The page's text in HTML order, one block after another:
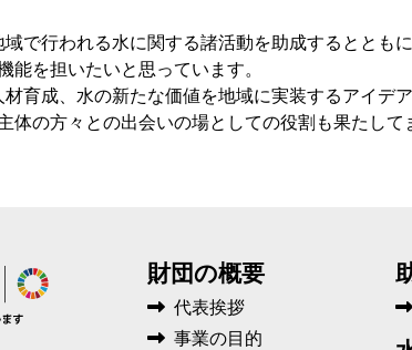
で行われる水に関する諸活動を助成するとと
能を担いたいと思っています。
育成、水の新たな価値を地域に実装するアイ
体の方々との出会いの場としての役割も果たして
財団の概要
代表挨拶
事業の目的